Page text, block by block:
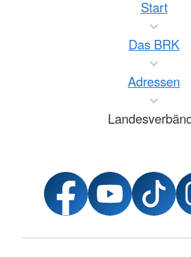
Start
Das BRK
Adressen